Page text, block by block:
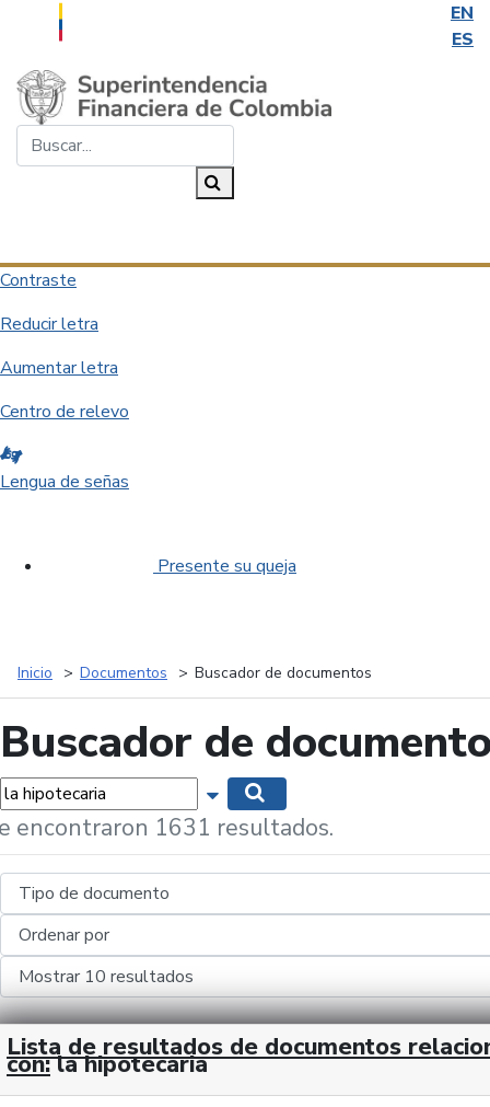
EN
ES
Saltar al contenido principal
Contraste
Reducir letra
Aumentar letra
Centro de relevo
Lengua de señas
Presente su queja
Inicio Documentos Buscador de documentos
Buscador de
Mostrar opciones de búsqueda
encontraron 1631 resultados.
Lista de resultados de documentos
con: la hipotecaria